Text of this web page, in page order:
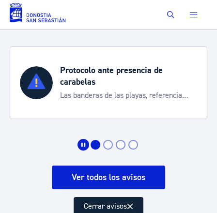
Saltar al contenido principal Buscar
Protocolo ante presencia de
carabelas
Las banderas de las playas, referencia
Ver todos los avisos
Cerrar avisos